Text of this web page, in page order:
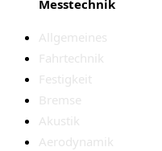
Messtechnik
Allgemeines
Fahrtechnik
Festigkeit
Bremse
Akustik
Aerodynamik